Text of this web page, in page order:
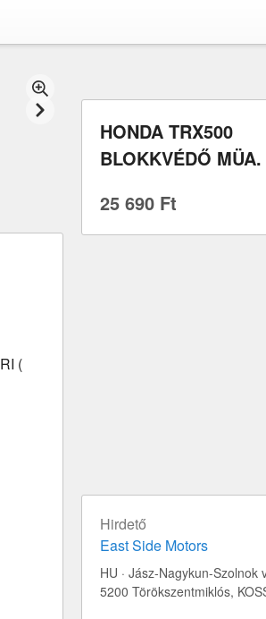
HONDA TRX500
BLOKKVÉDŐ MÜA.
25 690 Ft
Hirdető
East Side Motors
HU · Jász-Nagykun-Szolnok
5200 Törökszentmiklós,
(